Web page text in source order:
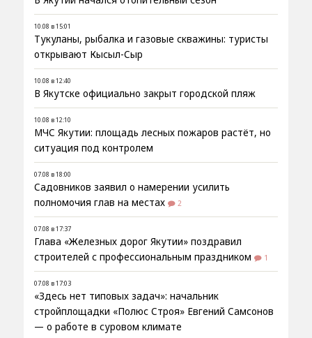
10.08 в 15:01
Тукуланы, рыбалка и газовые скважины: туристы
открывают Кысыл-Сыр
10.08 в 12:40
В Якутске официально закрыт городской пляж
10.08 в 12:10
МЧС Якутии: площадь лесных пожаров растёт, но
ситуация под контролем
07.08 в 18:00
Садовников заявил о намерении усилить
полномочия глав на местах
2
07.08 в 17:37
Глава «Железных дорог Якутии» поздравил
строителей с профессиональным праздником
1
07.08 в 17:03
«Здесь нет типовых задач»: начальник
стройплощадки «Полюс Строя» Евгений Самсонов
— о работе в суровом климате